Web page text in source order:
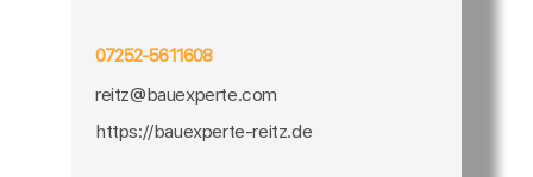
07252-5611608
reitz@bauexperte.com
https://bauexperte-reitz.de